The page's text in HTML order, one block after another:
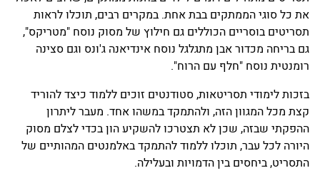
את כל סוגי הממתקים בבת אחת. במקרים רבים, תוכלו לראות
תסריטים בוסריים הכוללים גם חילוץ של מסוק נוסח "מטריקס",
גם בריחה מכדור אבן מתגלגל נוסח אינדיאנה ג'ונס וגם סצינה
רומנטית נוסח "חלף עם הרוח".
בזכות לימודי תסריטאות, סטודנטים זוכים ללמוד כיצד להוריד
קצת מכל המגוון הזה, ולהתמקד במשהו אחד. מעבר ליתרון
ההפקתי שבזה, שכן לא תצטרכו להשקיע הון בכדי לצלם מסוק
היורה לכל עבר, תוכלו ללמוד להתמקד באלמנטים המהותיים של
התסריט, ביחסים בין הדמויות ובעלילה.